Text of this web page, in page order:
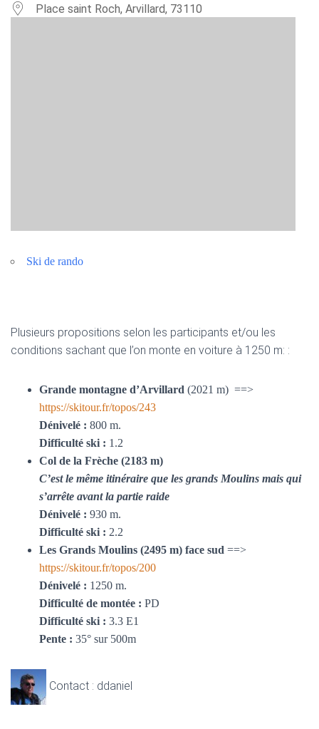
Place saint Roch, Arvillard, 73110
Ski de rando
Plusieurs propositions selon les participants et/ou les
conditions sachant que l’on monte en voiture à 1250 m: :
Grande montagne d’Arvillard (2021 m) ==>
https://skitour.fr/topos/243
Dénivelé : 800 m.
Difficulté ski : 1.2
Col de la Frèche (2183 m)
C’est le même itinéraire que les grands Moulins mais qui
s’arrête avant la partie raide
Dénivelé : 930 m.
Difficulté ski : 2.2
Les Grands Moulins (2495 m) face sud ==>
https://skitour.fr/topos/200
Dénivelé : 1250 m.
Difficulté de montée : PD
Difficulté ski : 3.3 E1
Pente : 35° sur 500m
Contact : ddaniel